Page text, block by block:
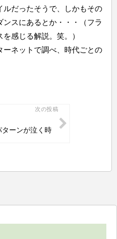
ルだったそうで、しかもその
スにあるとか・・・（フラ
感じる解説。笑。）
ネットで調べ、時代ごとの
次の投稿
ターンが泣く時